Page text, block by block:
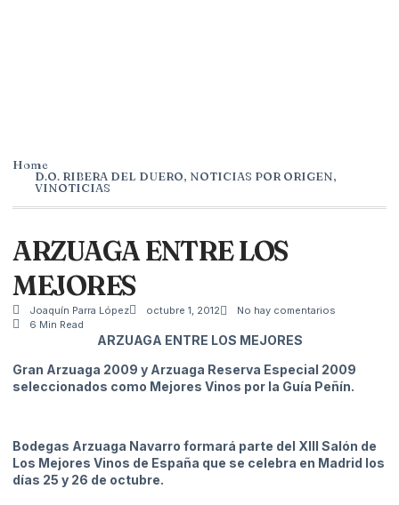
Home
D.O. RIBERA DEL DUERO, NOTICIAS POR ORIGEN,
VINOTICIAS
ARZUAGA ENTRE LOS
MEJORES
Joaquín Parra López octubre 1, 2012
No hay comentarios
6 Min Read
ARZUAGA ENTRE LOS MEJORES
Gran Arzuaga 2009 y Arzuaga Reserva Especial 2009
seleccionados como Mejores Vinos por la Guía Peñín.
Bodegas Arzuaga Navarro formará parte del XIII Salón de
Los Mejores Vinos de España que se celebra en Madrid los
días 25 y 26 de octubre.